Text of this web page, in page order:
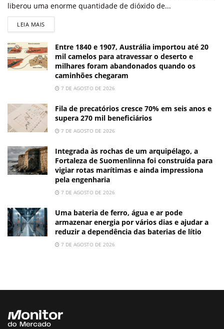
liberou uma enorme quantidade de dióxido de...
LEIA MAIS
Entre 1840 e 1907, Austrália importou até 20
mil camelos para atravessar o deserto e
milhares foram abandonados quando os
caminhões chegaram
7 DE AGOSTO DE 2026
Fila de precatórios cresce 70% em seis anos e
supera 270 mil beneficiários
7 DE AGOSTO DE 2026
Integrada às rochas de um arquipélago, a
Fortaleza de Suomenlinna foi construída para
vigiar rotas marítimas e ainda impressiona
pela engenharia
7 DE AGOSTO DE 2026
Uma bateria de ferro, água e ar pode
armazenar energia por vários dias e ajudar a
reduzir a dependência das baterias de lítio
7 DE AGOSTO DE 2026